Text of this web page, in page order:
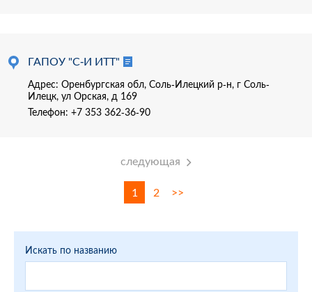
ГАПОУ "С-И ИТТ"
Адрес: Оренбургская обл, Соль-Илецкий р-н, г Соль-
Илецк, ул Орская, д 169
Телефон: +7 353 362-36-90
следующая
1 2 >>
Искать по названию